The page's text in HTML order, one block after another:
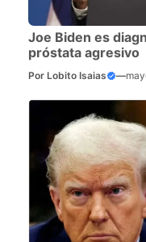
Joe Biden es
próstata agresivo
Por Lobito Isaias —